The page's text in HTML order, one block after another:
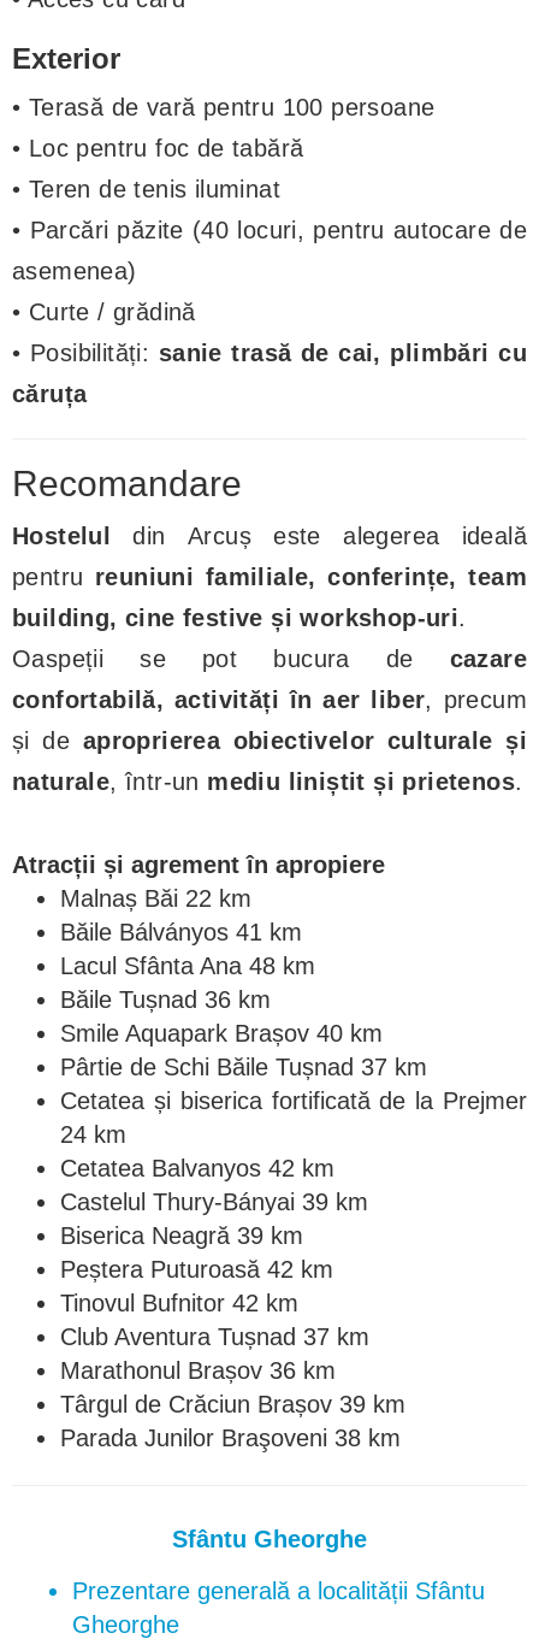
Exterior
• Terasă de vară pentru 100 persoane
• Loc pentru foc de tabără
• Teren de tenis iluminat
• Parcări păzite (40 locuri, pentru autocare de
asemenea)
• Curte / grădină
• Posibilități: sanie trasă de cai, plimbări cu
căruța
Recomandare
Hosteluldin
Arcuș este alegerea ideală
pentru reuniuni familiale, conferințe, team
building, cine festive și workshop-uri.
Oaspeții se pot bucura de cazare
confortabilă, activități în aer liber, precum
și de aproprierea obiectivelor culturale și
naturale, într-un mediu liniștit și prietenos.
Atracții și agrement în apropiere
Malnaș Băi 22 km
Băile Bálványos 41 km
Lacul Sfânta Ana 48 km
Băile Tușnad 36 km
Smile Aquapark Brașov 40 km
Pârtie de Schi Băile Tușnad 37 km
Cetatea și biserica fortificată de la Prejmer
24 km
Cetatea Balvanyos 42 km
Castelul Thury-Bányai 39 km
Biserica Neagră 39 km
Peștera Puturoasă 42 km
Tinovul Bufnitor 42 km
Club Aventura Tușnad 37 km
Marathonul Brașov 36 km
Târgul de Crăciun Brașov 39 km
Parada Junilor Braşoveni 38 km
Sfântu Gheorghe
Prezentare generală a localității Sfântu
Gheorghe